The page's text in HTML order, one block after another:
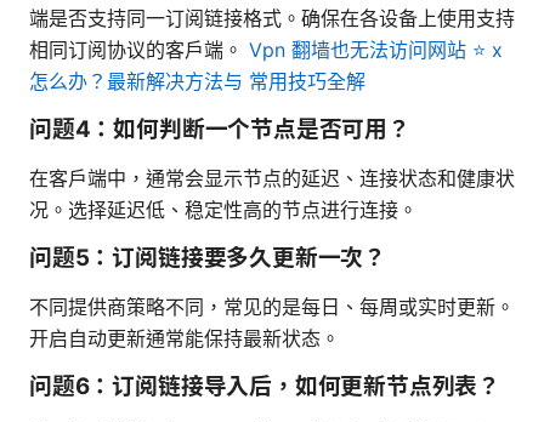
端是否支持同一订阅链接格式。确保在各设备上使用支持
相同订阅协议的客户端。 Vpn 翻墙也无法访问网站 ⭐ x
怎么办？最新解决方法与 常用技巧全解
问题4：如何判断一个节点是否可用？
在客户端中，通常会显示节点的延迟、连接状态和健康状
况。选择延迟低、稳定性高的节点进行连接。
问题5：订阅链接要多久更新一次？
不同提供商策略不同，常见的是每日、每周或实时更新。
开启自动更新通常能保持最新状态。
问题6：订阅链接导入后，如何更新节点列表？